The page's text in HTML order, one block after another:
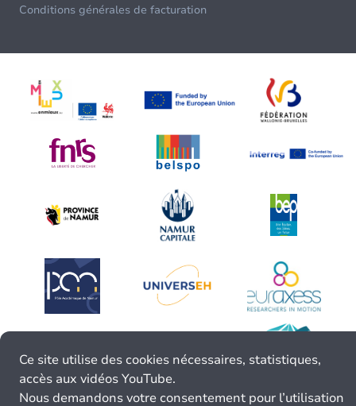
Conditions générales de facturation
Ce site utilise des cookies nécessaires, statistiques,
accès aux vidéos YouTube.
Nous demandons votre consentement pour l’utilisation